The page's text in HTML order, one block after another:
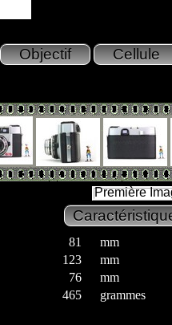
Première
81
mm
123
mm
76
mm
465 grammes